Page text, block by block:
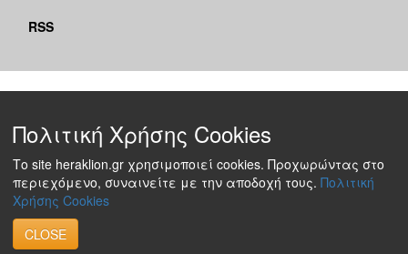
RSS
Πολιτική Χρήσης Cookies
Το site heraklion.gr χρησιμοποιεί cookies. Προχωρώντας στο
περιεχόμενο, συναινείτε με την αποδοχή τους. Πολιτική
Χρήσης Cookies
CLOSE